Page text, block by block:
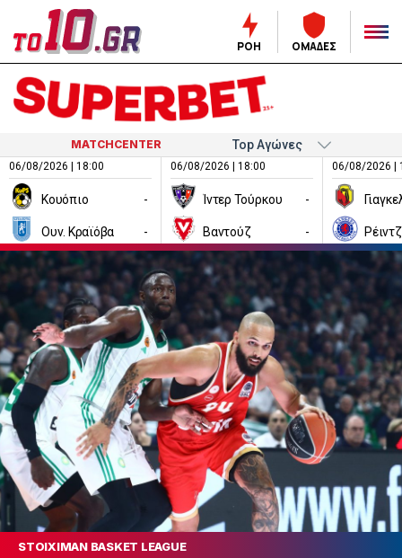
ΡΟΗ ΟΜΑΔΕΣ
MATCHCENTER
06/08/2026 | 18:00
Κουόπιο -
Ουν. Κραϊόβα -
06/08/2026 | 18:00
Ίντερ Τούρκου -
Βαντούζ -
06/08/2026 |
STOIXIMAN BASKET LEAGUE